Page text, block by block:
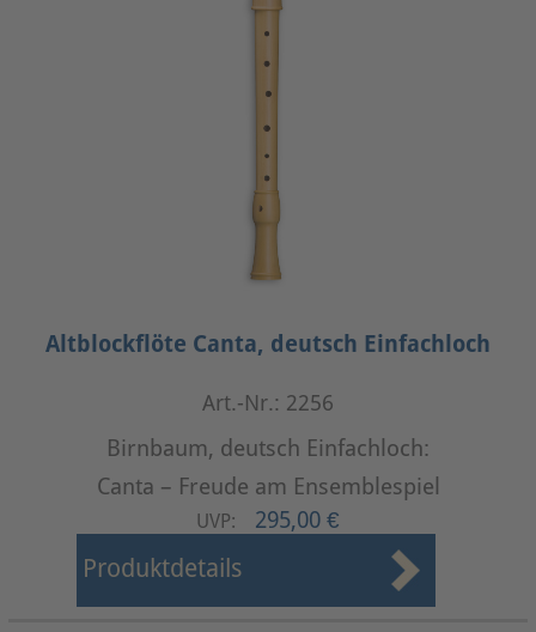
Altblockflöte Canta, deutsch Einfachloch
Art.-Nr.: 2256
Birnbaum, deutsch Einfachloch:
Canta – Freude am Ensemblespiel
UVP: 295,00 €
Produktdetails